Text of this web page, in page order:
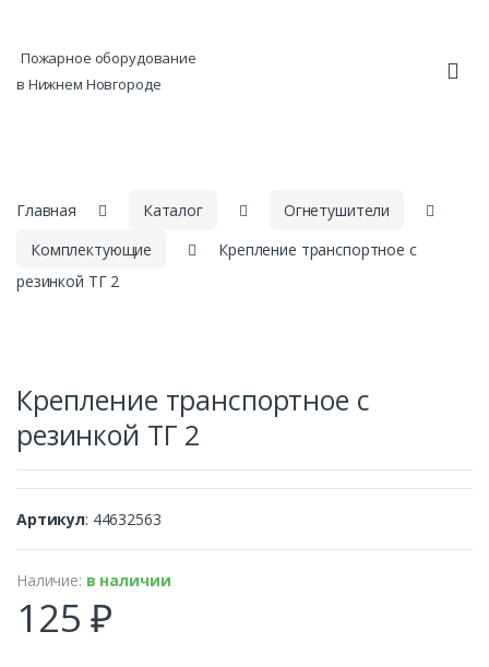
Пожарное оборудование
в Нижнем Новгороде
Главная Каталог
Огнетушители
Комплектующие
Крепление транспортное с
резинкой ТГ 2
Крепление транспортное с
резинкой ТГ 2
Артикул: 44632563
Наличие: в наличии
125 ₽